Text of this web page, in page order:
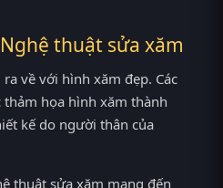
thuật sửa xăm
về với hình xăm đẹp. Các
họa hình xăm thành
kế do người thân của
thuật sửa xăm mang đến